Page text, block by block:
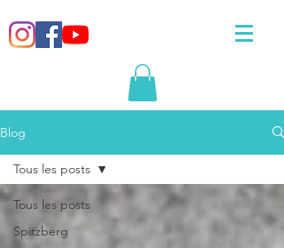
Blog
Tous les posts
Spitzberg
Tous les posts